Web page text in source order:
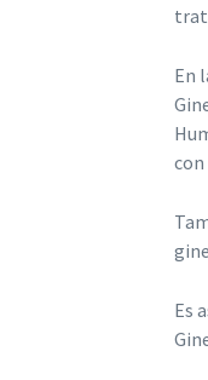
En
Es